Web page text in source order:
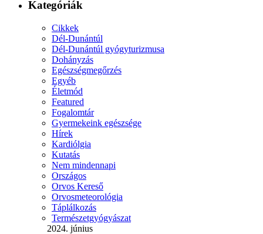
Kategóriák
Cikkek
Dél-Dunántúl
Dél-Dunántúl gyógyturizmusa
Dohányzás
Egészségmegőrzés
Egyéb
Életmód
Featured
Fogalomtár
Gyermekeink egészsége
Hírek
Kardiólgia
Kutatás
Nem mindennapi
Országos
Orvos Kereső
Orvosmeteorológia
Táplálkozás
Természetgyógyászat
2024. június